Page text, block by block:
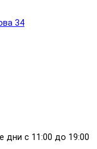
34
дни с 11:00 до 19:00